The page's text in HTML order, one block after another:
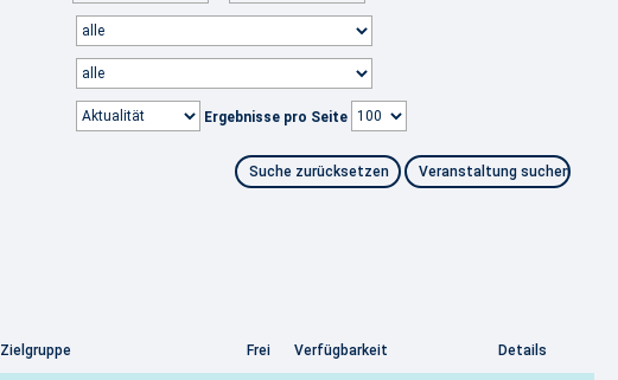
Ergebnisse pro Seite
Zielgruppe Frei Verfügbarkeit Details